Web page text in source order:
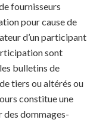
fournisseurs
pour cause de
d’un participant
sont
bulletins de
tiers ou altérés ou
constitue une
des dommages-